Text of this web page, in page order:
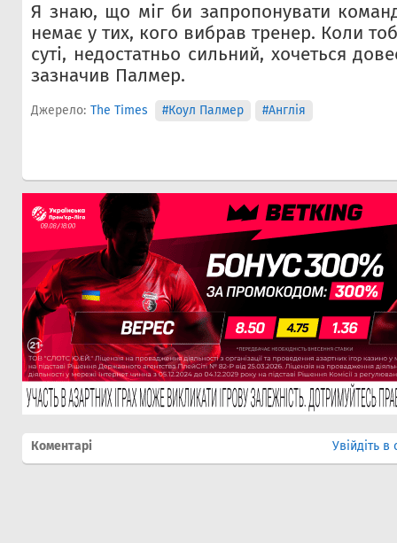
Я знаю, що міг би запропонувати
немає у тих, кого вибрав тренер. Коли
суті, недостатньо сильний, хочеться
зазначив Палмер.
Джерело: The Times #Коул Палмер #Англія
Коментарі Увійдіть в